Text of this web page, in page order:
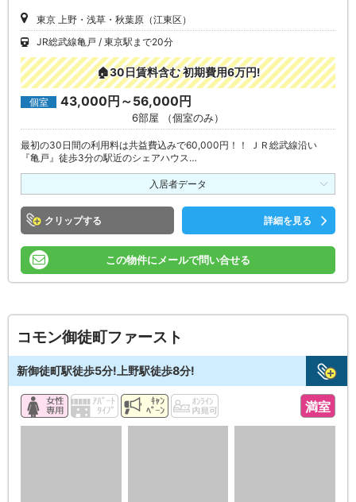
東京 上野・浅草・秋葉原（江東区）
JR総武線亀戸
東京駅まで20分
🏠30日賃料含む 初期費用6万円!
個室 43,000円～56,000円
6部屋 （個室のみ）
最初の30日間の利用料は共益費込みで60,000円！！ ＪＲ総武線沿い
『亀戸』徒歩3分の駅近のシェアハウス…
入居者データ
クリップ 詳細を見る
この物件にメールで問い合せる
コモン御徒町ファースト
新御徒町駅徒歩5分!上野駅徒歩8分!
満室